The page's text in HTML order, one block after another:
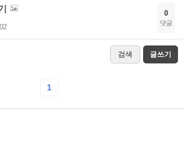
0
댓글
검색 글쓰기
1